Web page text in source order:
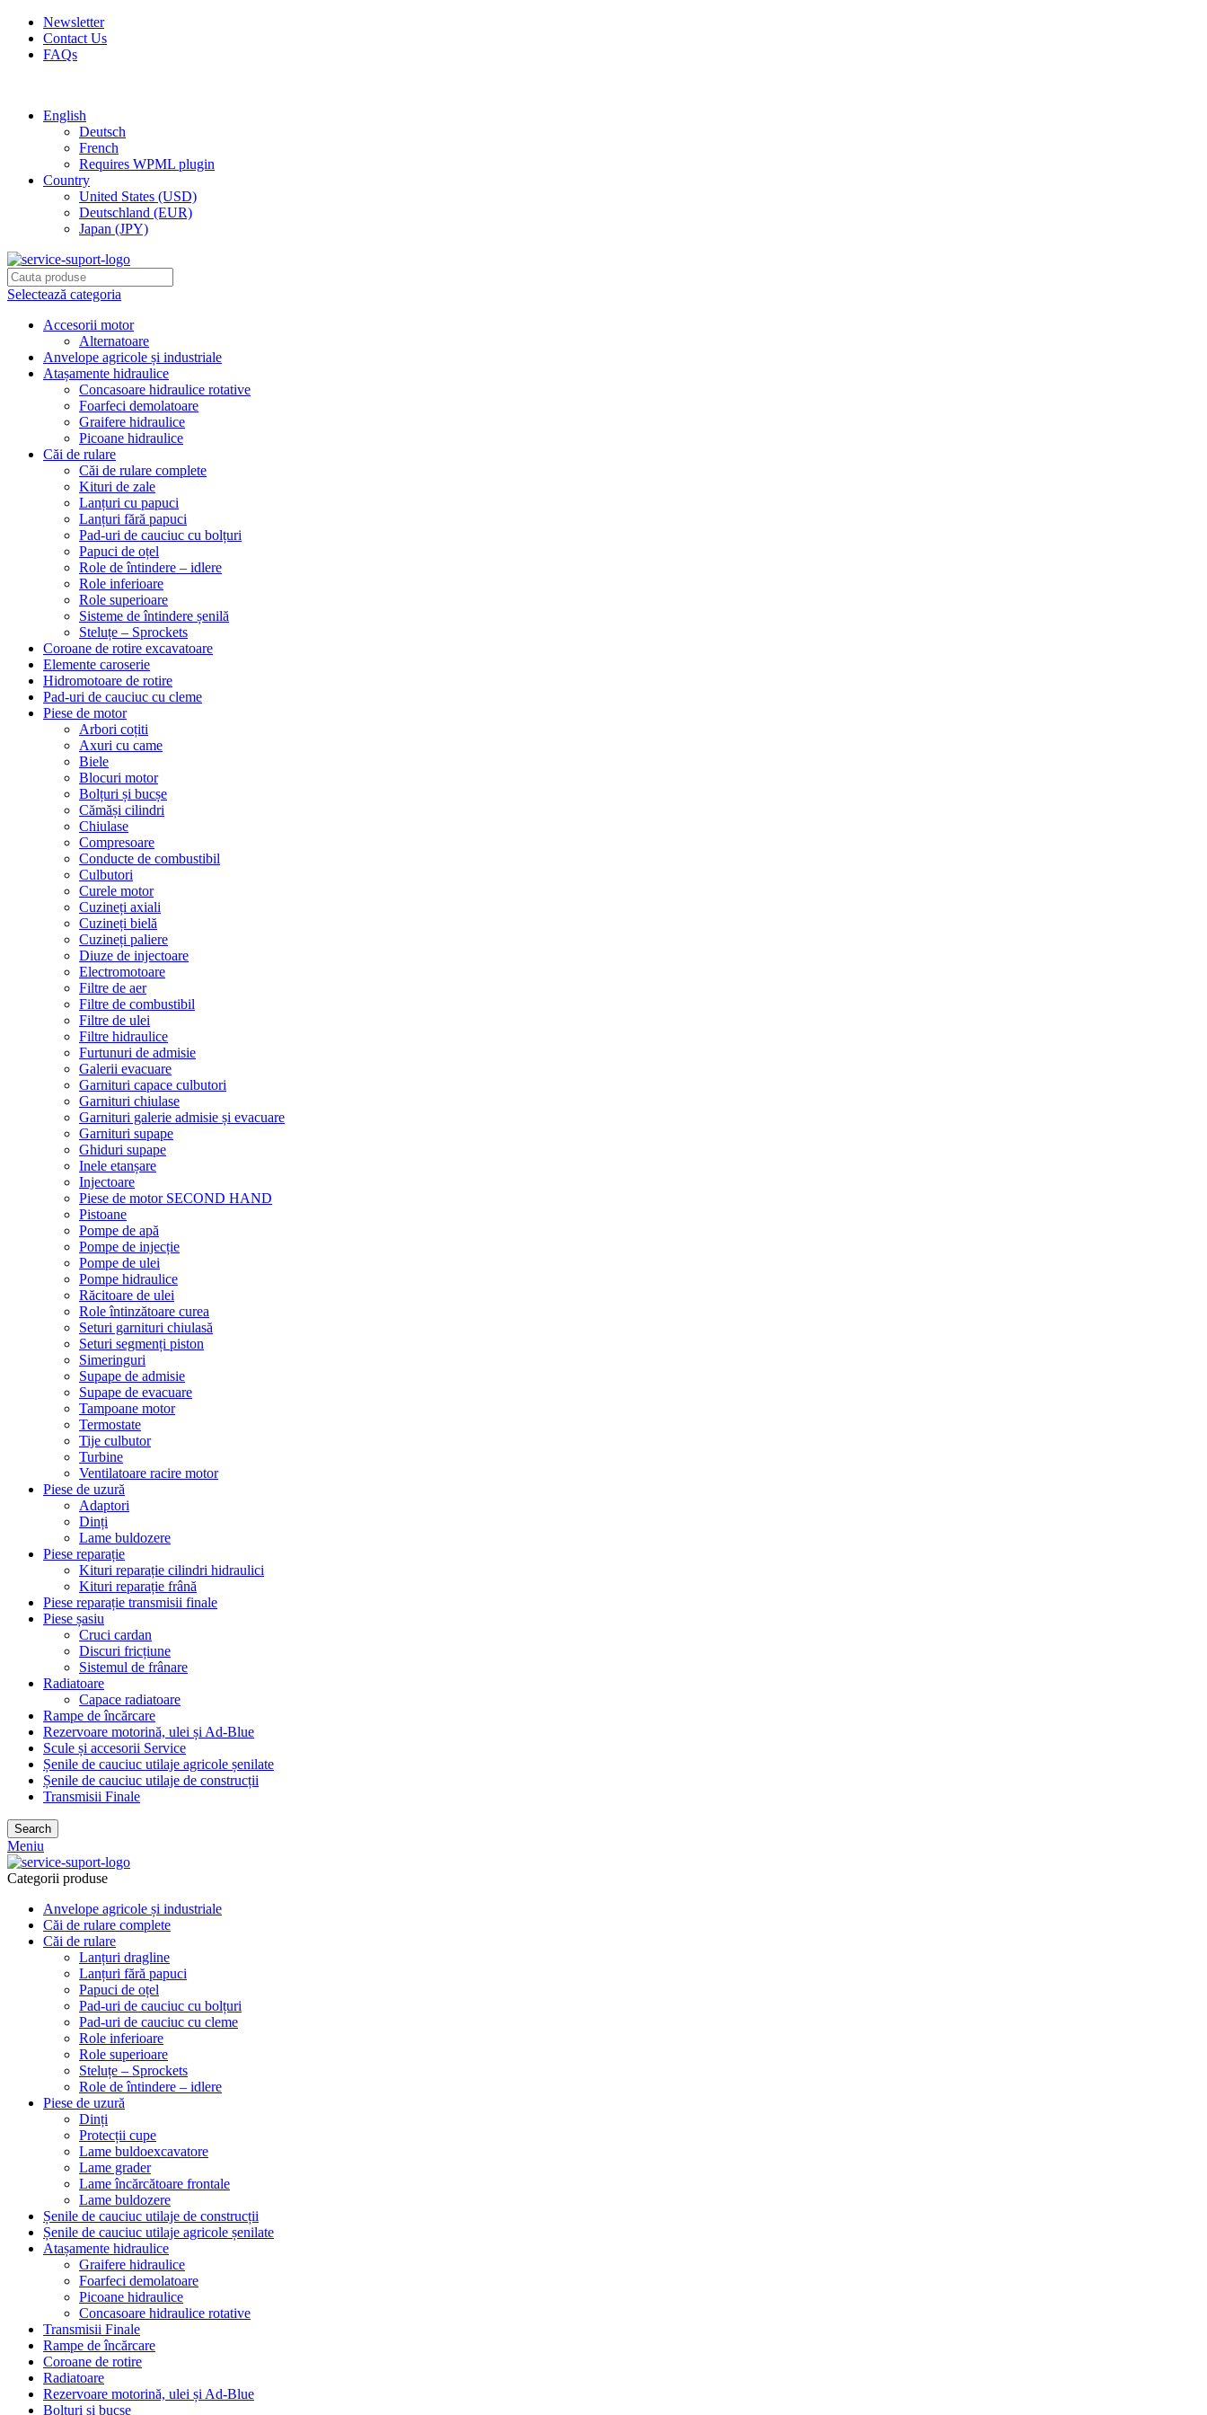
Newsletter
Contact Us
FAQs
English
Deutsch
French
Requires WPML plugin
Country
United States (USD)
Deutschland (EUR)
Japan (JPY)
Selectează categoria
Accesorii motor
Alternatoare
Anvelope agricole și industriale
Atașamente hidraulice
Concasoare hidraulice rotative
Foarfeci demolatoare
Graifere hidraulice
Picoane hidraulice
Căi de rulare
Căi de rulare complete
Kituri de zale
Lanțuri cu papuci
Lanțuri fără papuci
Pad-uri de cauciuc cu bolțuri
Papuci de oțel
Role de întindere – idlere
Role inferioare
Role superioare
Sisteme de întindere șenilă
Steluțe – Sprockets
Coroane de rotire excavatoare
Elemente caroserie
Hidromotoare de rotire
Pad-uri de cauciuc cu cleme
Piese de motor
Arbori coțiti
Axuri cu came
Biele
Blocuri motor
Bolțuri și bucșe
Cămăși cilindri
Chiulase
Compresoare
Conducte de combustibil
Culbutori
Curele motor
Cuzineți axiali
Cuzineți bielă
Cuzineți paliere
Diuze de injectoare
Electromotoare
Filtre de aer
Filtre de combustibil
Filtre de ulei
Filtre hidraulice
Furtunuri de admisie
Galerii evacuare
Garnituri capace culbutori
Garnituri chiulase
Garnituri galerie admisie și evacuare
Garnituri supape
Ghiduri supape
Inele etanșare
Injectoare
Piese de motor SECOND HAND
Pistoane
Pompe de apă
Pompe de injecție
Pompe de ulei
Pompe hidraulice
Răcitoare de ulei
Role întinzătoare curea
Seturi garnituri chiulasă
Seturi segmenți piston
Simeringuri
Supape de admisie
Supape de evacuare
Tampoane motor
Termostate
Tije culbutor
Turbine
Ventilatoare racire motor
Piese de uzură
Adaptori
Dinți
Lame buldozere
Piese reparație
Kituri reparație cilindri hidraulici
Kituri reparație frână
Piese reparație transmisii finale
Piese șasiu
Cruci cardan
Discuri fricțiune
Sistemul de frânare
Radiatoare
Capace radiatoare
Rampe de încărcare
Rezervoare motorină, ulei și Ad-Blue
Scule și accesorii Service
Șenile de cauciuc utilaje agricole șenilate
Șenile de cauciuc utilaje de construcții
Transmisii Finale
Search
Meniu
Categorii produse
Anvelope agricole și industriale
Căi de rulare complete
Căi de rulare
Lanțuri dragline
Lanțuri fără papuci
Papuci de oțel
Pad-uri de cauciuc cu bolțuri
Pad-uri de cauciuc cu cleme
Role inferioare
Role superioare
Steluțe – Sprockets
Role de întindere – idlere
Piese de uzură
Dinți
Protecții cupe
Lame buldoexcavatore
Lame grader
Lame încărcătoare frontale
Lame buldozere
Șenile de cauciuc utilaje de construcții
Șenile de cauciuc utilaje agricole șenilate
Atașamente hidraulice
Graifere hidraulice
Foarfeci demolatoare
Picoane hidraulice
Concasoare hidraulice rotative
Transmisii Finale
Rampe de încărcare
Coroane de rotire
Radiatoare
Rezervoare motorină, ulei și Ad-Blue
Bolțuri și bucșe